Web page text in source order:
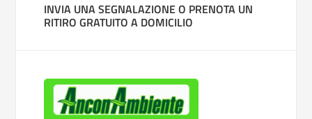
INVIA UNA SEGNALAZIONE O PRENOTA UN
RITIRO GRATUITO A DOMICILIO